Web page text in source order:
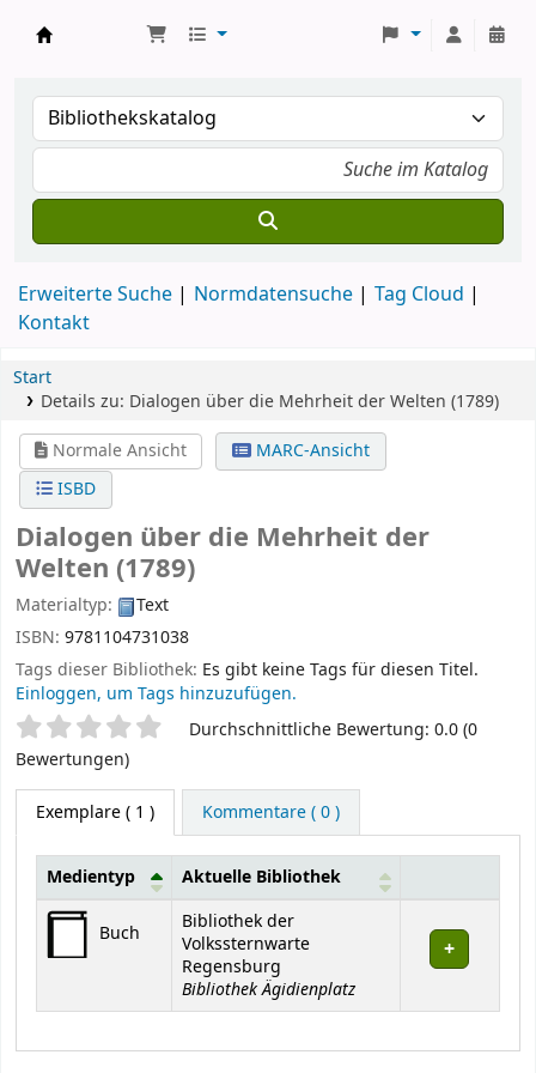
Erweiterte Suche Normdatensuche
Tag Cloud
Kontakt
Start
Details zu: Dialogen über die Mehrheit der Welten (1789)
Normale Ansicht
MARC-Ansicht
ISBD
Dialogen über die Mehrheit der
Welten (1789)
Materialtyp:
Text
ISBN: 9781104731038
Tags dieser Bibliothek: Es gibt keine Tags für diesen Titel.
Einloggen, um Tags hinzuzufügen.
SternchenbewertungDurchschnittliche Bewertung: 0.0 (0
Bewertungen)
Exemplare( 1 ) Kommentare ( 0 )
Exemplare
Medientyp Aktuelle Bibliothek
Buch
Bibliothek der
Volkssternwarte
Regensburg
Bibliothek Ägidienplatz